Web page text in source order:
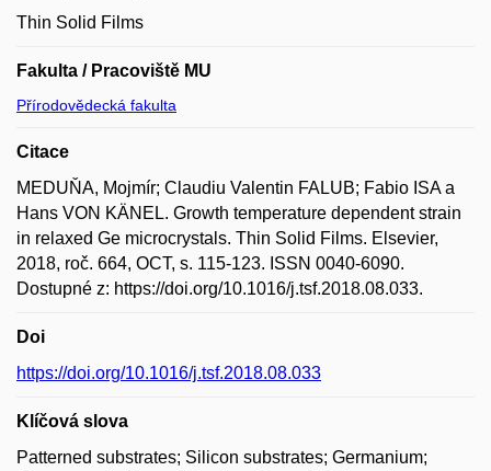
Thin Solid Films
Fakulta / Pracoviště MU
Přírodovědecká fakulta
Citace
MEDUŇA, Mojmír; Claudiu Valentin FALUB; Fabio ISA a
Hans VON KÄNEL. Growth temperature dependent strain
in relaxed Ge microcrystals. Thin Solid Films. Elsevier,
2018, roč. 664, OCT, s. 115-123. ISSN 0040-6090.
Dostupné z: https://doi.org/10.1016/j.tsf.2018.08.033.
Doi
https://doi.org/10.1016/j.tsf.2018.08.033
Klíčová slova
Patterned substrates; Silicon substrates; Germanium;